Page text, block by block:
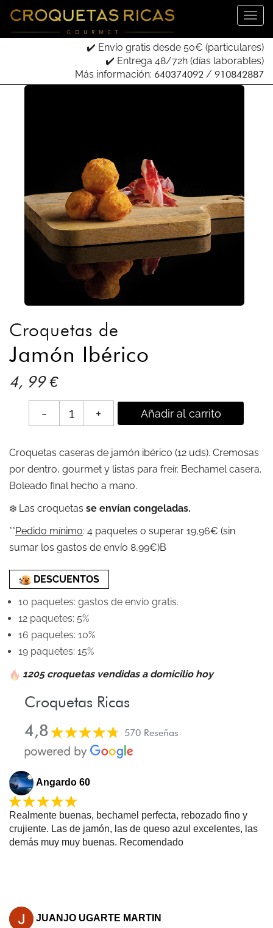
✔️ Envío gratis desde 50€ (particulares)
✔️ Entrega 48/72h (días laborables)
Más información: 640374092 / 910842887
Croquetas de
Jamón Ibérico
4, 99 €
croquetas
- + Añadir al carrito
Croquetas caseras de jamón ibérico (12 uds). Cremosas
por dentro, gourmet y listas para freír. Bechamel casera.
Boleado final hecho a mano.
❄️ Las croquetas se envían congeladas.
**Pedido mínimo: 4 paquetes o superar 19,96€ (sin
sumar los gastos de envío 8,99€)B
DESCUENTOS
10 paquetes: gastos de envío gratis.
12 paquetes: 5%
16 paquetes: 10%
19 paquetes: 15%
1205 croquetas vendidas a domicilio hoy
Croquetas Ricas
4,8 570 Reseñas
Angardo 60
Realmente buenas, bechamel perfecta, rebozado fino y
crujiente. Las de jamón, las de queso azul excelentes, las
demás muy muy buenas. Recomendado
JUANJO UGARTE MARTIN